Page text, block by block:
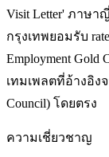
Visit Letter' ภาษ
กรุงเทพยอมรับ
Employment Gold
เทมเพลตที่อ้างอิงจ
Council) โดยตรง
ความเชี่ยวชาญ